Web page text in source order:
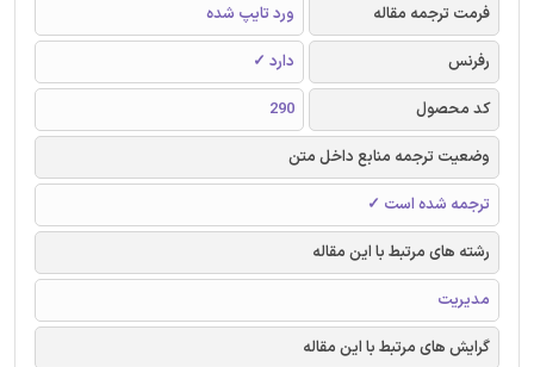
فرمت ترجمه مقاله
ورد تایپ شده
رفرنس
دارد ✓
کد محصول
290
وضعیت ترجمه منابع داخل متن
ترجمه شده است ✓
رشته های مرتبط با این مقاله
مدیریت
گرایش های مرتبط با این مقاله